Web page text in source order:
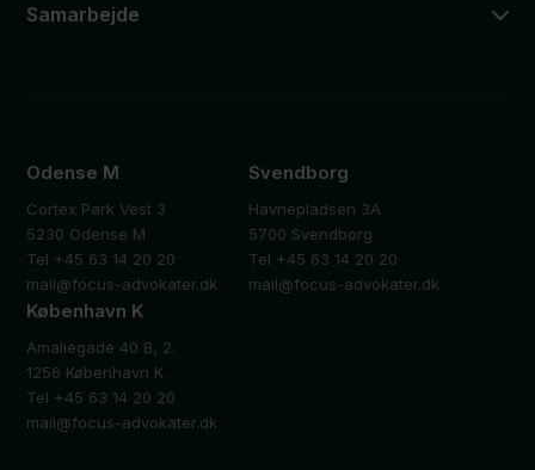
Samarbejde
Odense M
Cortex Park Vest 3
5230 Odense M
Tel +45 63 14 20 20
mail@focus-advokater.dk
Svendborg
Havnepladsen 3A
5700 Svendborg
Tel +45 63 14 20 20
mail@focus-advokater.dk
København K
Amaliegade 40 B, 2.
1256 København K
Tel +45 63 14 20 20
mail@focus-advokater.dk